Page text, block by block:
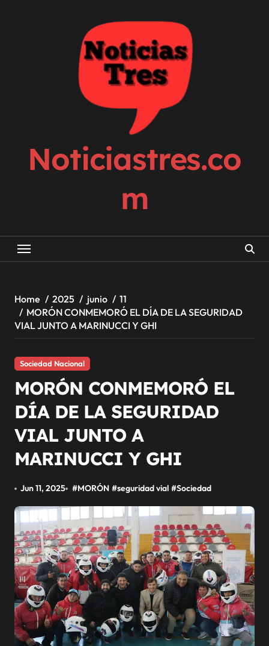
Noticiastres.co
m
Home 2025 junio
11
MORÓN CONMEMORÓ EL DÍA DE LA SEGURIDAD
VIAL JUNTO A MARINUCCI Y GHI
Sociedad Nacional
MORÓN CONMEMORÓ EL
DÍA DE LA SEGURIDAD
VIAL JUNTO A
MARINUCCI Y GHI
Jun 11, 2025 #MORÓN #seguridad vial #Sociedad